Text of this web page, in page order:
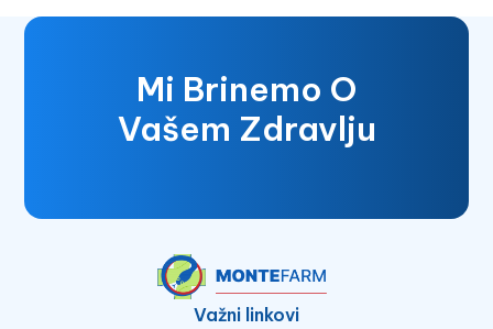
Mi Brinemo O
Vašem Zdravlju
Važni linkovi